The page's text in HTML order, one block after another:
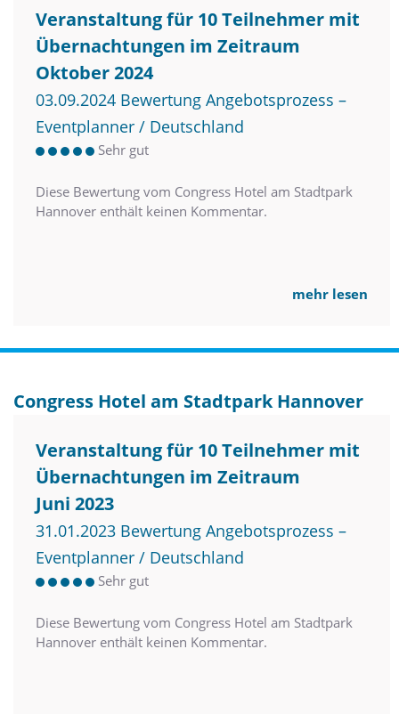
Veranstaltung für 10 Teilnehmer mit
Übernachtungen im Zeitraum
Oktober 2024
03.09.2024 Bewertung Angebotsprozess –
Eventplanner / Deutschland
Sehr gut
Diese Bewertung vom Congress Hotel am Stadtpark
Hannover enthält keinen Kommentar.
mehr lesen
Congress Hotel am Stadtpark Hannover
Veranstaltung für 10 Teilnehmer mit
Übernachtungen im Zeitraum
Juni 2023
31.01.2023 Bewertung Angebotsprozess –
Eventplanner / Deutschland
Sehr gut
Diese Bewertung vom Congress Hotel am Stadtpark
Hannover enthält keinen Kommentar.